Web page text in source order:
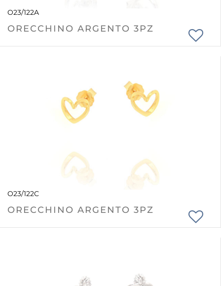
O23/122A
ORECCHINO ARGENTO 3PZ
O23/122C
ORECCHINO ARGENTO 3PZ